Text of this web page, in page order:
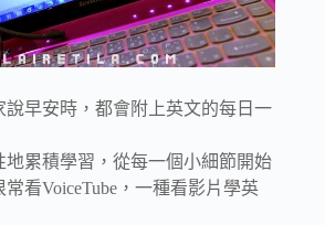
說早安時，都會附上英文的每日一
地累積學習，從每一個小細節開始
看VoiceTube，一種看影片學英